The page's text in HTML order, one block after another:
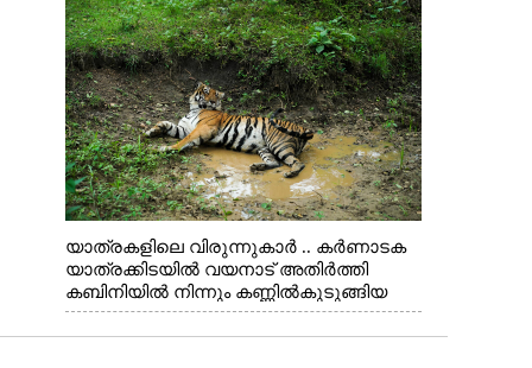
യാത്രകളിലെ വിരുന്നുകാർ .. കർണാടക
യാത്രക്കിടയിൽ വയനാട് അതിർത്തി
കബിനിയിൽ നിന്നും കണ്ണിൽകുടുങ്ങിയ
കടുവ.